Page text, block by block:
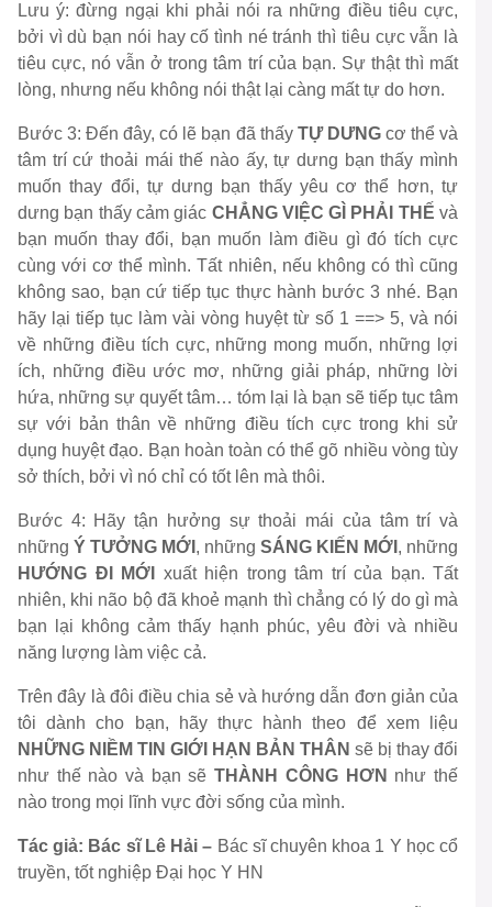
Lưu ý: đừng ngại khi phải nói ra những điều tiêu cực,
bởi vì dù bạn nói hay cố tình né tránh thì tiêu cực vẫn là
tiêu cực, nó vẫn ở trong tâm trí của bạn. Sự thật thì mất
lòng, nhưng nếu không nói thật lại càng mất tự do hơn.
Bước 3: Đến đây, có lẽ bạn đã thấy TỰ DƯNGcơ thể và
tâm trí cứ thoải mái thế nào ấy, tự dưng bạn thấy mình
muốn thay đổi, tự dưng bạn thấy yêu cơ thể hơn, tự
dưng bạn thấy cảm giác CHẲNG VIỆC GÌ PHẢI THẾ và
bạn muốn thay đổi, bạn muốn làm điều gì đó tích cực
cùng với cơ thể mình. Tất nhiên, nếu không có thì cũng
không sao, bạn cứ tiếp tục thực hành bước 3 nhé. Bạn
hãy lại tiếp tục làm vài vòng huyệt từ số 1 ==> 5, và nói
về những điều tích cực, những mong muốn, những lợi
ích, những điều ước mơ, những giải pháp, những lời
hứa, những sự quyết tâm… tóm lại là bạn sẽ tiếp tục tâm
sự với bản thân về những điều tích cực trong khi sử
dụng huyệt đạo. Bạn hoàn toàn có thể gõ nhiều vòng tùy
sở thích, bởi vì nó chỉ có tốt lên mà thôi.
Bước 4: Hãy tận hưởng sự thoải mái của tâm trí và
những Ý TƯỞNG MỚI , những SÁNG KIẾN MỚI , những
HƯỚNG ĐI MỚI
xuất hiện trong tâm trí của bạn. Tất
nhiên, khi não bộ đã khoẻ mạnh thì chẳng có lý do gì mà
bạn lại không cảm thấy hạnh phúc, yêu đời và nhiều
năng lượng làm việc cả.
Trên đây là đôi điều chia sẻ và hướng dẫn đơn giản của
tôi dành cho bạn, hãy thực hành theo để xem liệu
NHỮNG NIỀM TIN GIỚI HẠN BẢN THÂN sẽ bị thay đổi
như thế nào và bạn sẽTHÀNH CÔNG HƠN như thế
nào trong mọi lĩnh vực đời sống của mình.
Tác giả: Bác sĩ Lê Hải – Bác sĩ chuyên khoa 1 Y học cổ
truyền, tốt nghiệp Đại học Y HN